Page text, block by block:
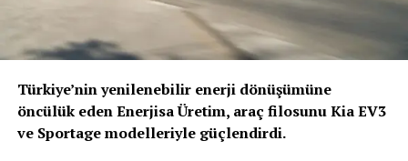
Türkiye’nin yenilenebilir enerji dönüşümüne
öncülük eden Enerjisa Üretim, araç filosunu Kia EV3
ve Sportage modelleriyle güçlendirdi.